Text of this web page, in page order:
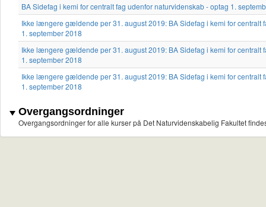
BA Sidefag i kemi for centralt fag udenfor naturvidenskab - optag 1.
Ikke længere gældende per 31. august 2019: BA Sidefag i kemi for centralt
1. september 2018
Ikke længere gældende per 31. august 2019: BA Sidefag i kemi for centralt
1. september 2018
Ikke længere gældende per 31. august 2019: BA Sidefag i kemi for centralt
1. september 2018
Overgangsordninger
Overgangsordninger for alle kurser på Det Naturvidenskabelig Fakultet